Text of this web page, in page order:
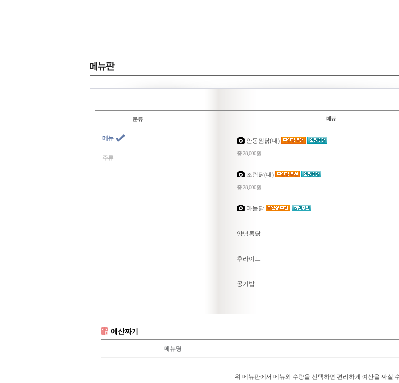
메뉴
주류
안동찜닭(대)
중 28,000원
조림닭(대)
중 28,000원
마늘닭
양념통닭
후라이드
공기밥
예산짜기
메뉴명
위 메뉴판에서 메뉴와 수량을 선택하면 편리하게 예산을 짜실